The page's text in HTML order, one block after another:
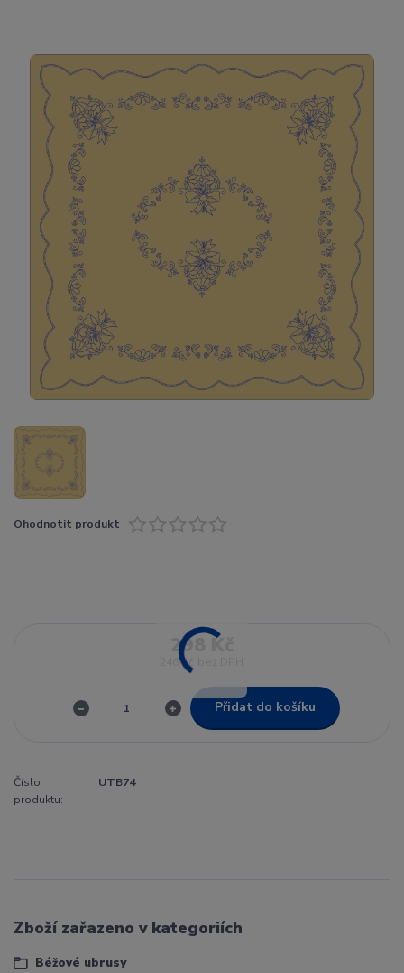
Ohodnotit produkt
298 Kč
246 Kč
Přidat do košíku
Číslo
produktu:
UTB74
Zboží zařazeno v kategoriích
Béžové ubrusy